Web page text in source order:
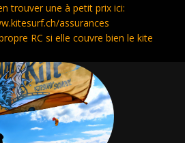
trouver une à petit prix ici:
assurances
RC si elle couvre bien le kite